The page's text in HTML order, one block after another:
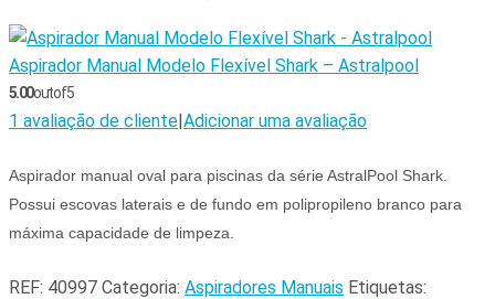
Aspirador Manual Modelo Flexível Shark – Astralpool
5.00out of 5
1 avaliação de cliente|Adicionar uma avaliação
Aspirador manual oval para piscinas da série AstralPool Shark.
Possui escovas laterais e de fundo em polipropileno branco para
máxima capacidade de limpeza.
REF: 40997 Categoria: Aspiradores Manuais Etiquetas: